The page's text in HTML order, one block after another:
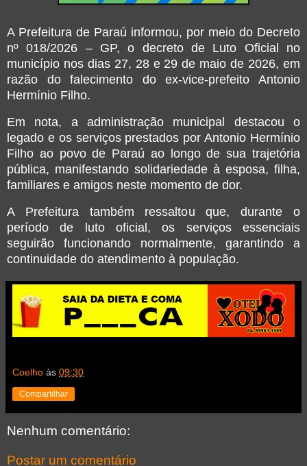
A Prefeitura de Paraú informou, por meio do Decreto
nº 018/2026 – GP, o decreto de Luto Oficial no
município nos dias 27, 28 e 29 de maio de 2026, em
razão do falecimento do ex-vice-prefeito Antonio
Hermínio Filho.
Em nota, a administração municipal destacou o
legado e os serviços prestados por Antonio Hermínio
Filho ao povo de Paraú ao longo de sua trajetória
pública, manifestando solidariedade à esposa, filha,
familiares e amigos neste momento de dor.
A Prefeitura também ressaltou que, durante o
período de luto oficial, os serviços essenciais
seguirão funcionando normalmente, garantindo a
continuidade do atendimento à população.
Coelho às 09:30
Compartilhar
Nenhum comentário:
Postar um comentário